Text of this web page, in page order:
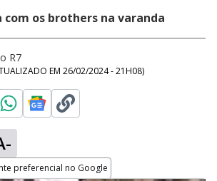
com os brothers na varanda
R7
EM 26/02/2024 - 21H08)
preferencial no Google